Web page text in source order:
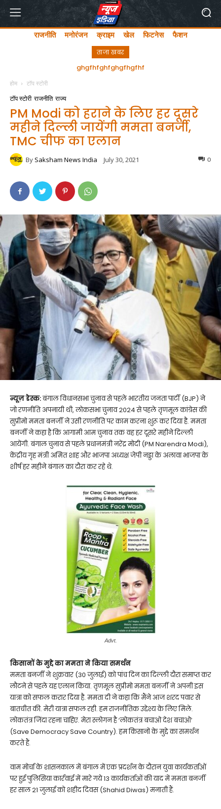
राजनीति मनोरंजन क्राइम खेल फिटनेस फैशन
ताजा खबर
अयोध्या में लता मंगेशकर चौक का सीएम योगी ने किया उद्घाटन
होम टॉप स्टोरी
टॉप स्टोरी राजनीति राज्य
PM Modi को हराने के लिए हर दूसरे
महीने दिल्ली जायेंगी ममता बनर्जी,
TMC चीफ का एलान
By Saksham News India July 30, 2021 0
न्यूज़ डेस्क:बंगाल विधानसभा चुनाव से पहले भारतीय जनता पार्टी (BJP) ने
जो रणनीति अपनायी थी, लोकसभा चुनाव 2024 से पहले तृणमूल कांग्रेस की
सुप्रीमो ममता बनर्जी ने उसी रणनीति पर काम करना शुरू कर दिया है. ममता
बनर्जी ने कहा है कि आगामी आम चुनाव तक वह हर दूसरे महीने दिल्ली
आयेंगी. बंगाल चुनाव से पहले प्रधानमंत्री नरेंद्र मोदी (PM Narendra Modi),
केंद्रीय गृह मंत्री अमित शाह और भाजपा अध्यक्ष जेपी नड्डा के अलावा भाजपा के
शीर्ष हर महीने बंगाल का दौरा कर रहे थे.
Advt.
किसानों के मुद्दे का ममता ने किया समर्थन
ममता बनर्जी ने शुक्रवार (30 जुलाई) को पांच दिन का दिल्ली दौरा समाप्त कर
लौटने से पहले यह एलान किया. तृणमूल सुप्रीमो ममता बनर्जी ने अपनी इस
यात्रा को सफल करार दिया है. ममता दी ने कहा कि मैंने आज शरद पवार से
बातचीत की. मेरी यात्रा सफल रही. हम राजनीतिक उद्देश्य के लिए मिले.
लोकतंत्र जिंदा रहना चाहिए. मेरा स्लोगन है ‘लोकतंत्र बचाओ देश बचाओ’
(Save Democracy Save Country). हम किसानों के मुद्दे का समर्थन
करते हैं.
वाम मोर्चा के शासनकाल में बंगाल में एक प्रदर्शन के दौरान युवा कार्यकर्ताओं
पर हुई पुलिसिया कार्रवाई में मारे गये 13 कार्यकर्ताओं की याद में ममता बनर्जी
हर साल 21 जुलाई को शहीद दिवस (Shahid Diwas) मनाती हैं.